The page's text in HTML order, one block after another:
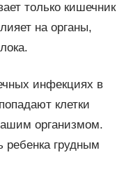
только кишечник
на органы,
инфекциях в
клетки
организмом.
ребенка грудным